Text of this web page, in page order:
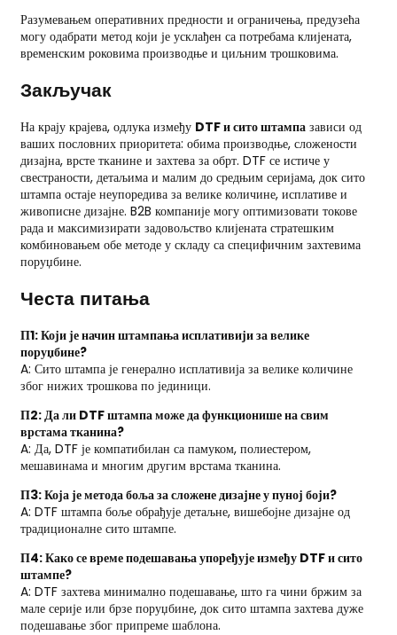
Разумевањем оперативних предности и ограничења, предузећа
могу одабрати метод који је усклађен са потребама клијената,
временским роковима производње и циљним трошковима.
Закључак
На крају крајева, одлука између DTF и сито штампазависи од
ваших пословних приоритета: обима производње, сложености
дизајна, врсте тканине и захтева за обрт. DTF се истиче у
свестраности, детаљима и малим до средњим серијама, док сито
штампа остаје неупоредива за велике количине, исплативе и
живописне дизајне. B2B компаније могу оптимизовати токове
рада и максимизирати задовољство клијената стратешким
комбиновањем обе методе у складу са специфичним захтевима
поруџбине.
Честа питања
П1: Који је начин штампања исплативији за велике
поруџбине?
A: Сито штампа је генерално исплативија за велике количине
због нижих трошкова по јединици.
П2: Да ли DTF штампа може да функционише на свим
врстама тканина?
A: Да, DTF је компатибилан са памуком, полиестером,
мешавинама и многим другим врстама тканина.
П3: Која је метода боља за сложене дизајне у пуној боји?
A: DTF штампа боље обрађује детаљне, вишебојне дизајне од
традиционалне сито штампе.
П4: Како се време подешавања упоређује између DTF и сито
штампе?
A: DTF захтева минимално подешавање, што га чини бржим за
мале серије или брзе поруџбине, док сито штампа захтева дуже
подешавање због припреме шаблона.